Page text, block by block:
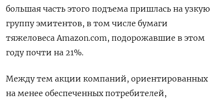
большая часть этого подъема пришлась на узкую
группу эмитентов, в том числе бумаги
тяжеловеса Amazon.com, подорожавшие в этом
году почти на 21%.
Между тем акции компаний, ориентированных
на менее обеспеченных потребителей,